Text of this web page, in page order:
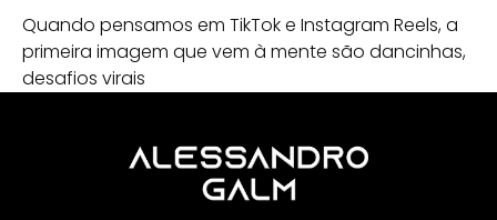
Quando pensamos em TikTok e Instagram Reels, a
primeira imagem que vem à mente são dancinhas,
desafios virais